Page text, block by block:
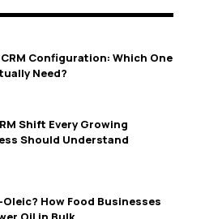
Configuration: Which One
Need?
Shift Every Growing
Should Understand
How Food Businesses